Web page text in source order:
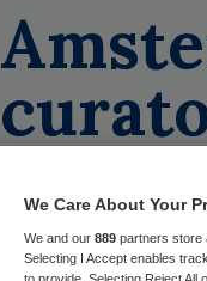
voor
We Care About Your
We and our 889 partners store
Selecting I Accept enables